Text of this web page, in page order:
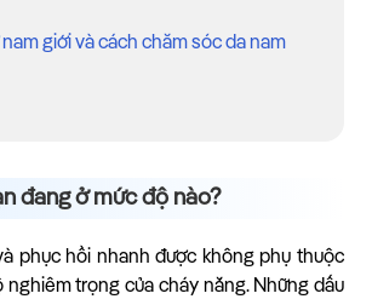
giới và cách chăm sóc da nam
đang ở mức độ nào?
phục hồi nhanh được không phụ thuộc
nghiêm trọng của cháy nắng. Những dấu